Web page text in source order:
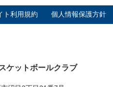
ト利用規約 個人情報保護方針
ケットボールクラブ